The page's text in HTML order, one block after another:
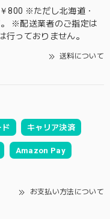
800 ※ただし北海道・
※配送業者のご指定は
っておりません。
送料について
ド キャリア決済
Amazon Pay
お支払い方法について